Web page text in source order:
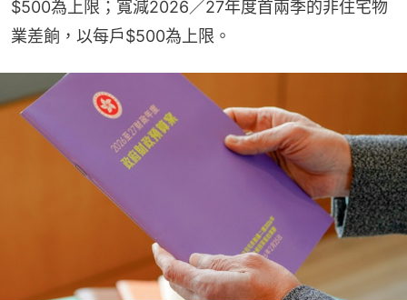
$500為上限；寬減2026／27年度首兩季的非住宅物
業差餉，以每戶$500為上限。